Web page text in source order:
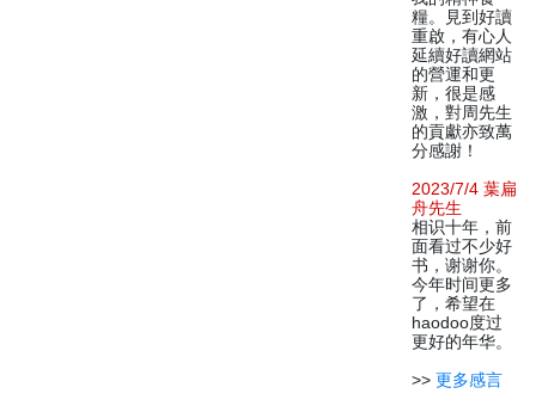
糧。見到好讀
重啟，有心人
延續好讀網站
的營運和更
新，很是感
激，對周先生
的貢獻亦致萬
分感謝！
2023/7/4 葉扁
舟先生
相识十年，前
面看过不少好
书，谢谢你。
今年时间更多
了，希望在
haodoo度过
更好的年华。
>> 更多感言